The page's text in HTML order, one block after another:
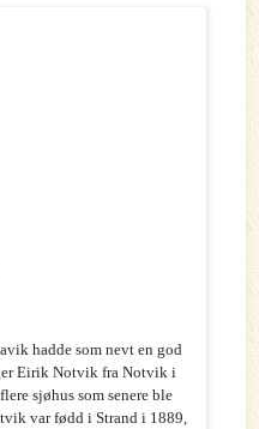
hadde som nevt en god
Eirik Notvik fra Notvik i
sjøhus som senere ble
var fødd i Strand i 1889,